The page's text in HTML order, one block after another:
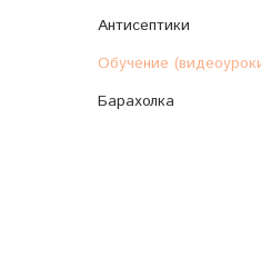
Антисептики
Обучение
Барахолка